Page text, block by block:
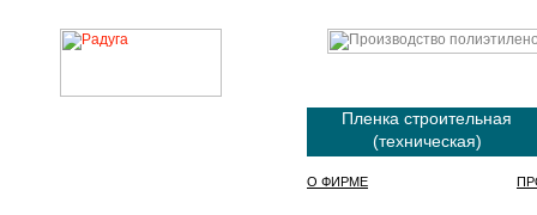
Пленка строительная
(техническая)
О ФИРМЕ